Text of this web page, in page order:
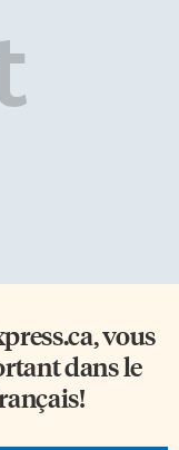
, vous
dans le